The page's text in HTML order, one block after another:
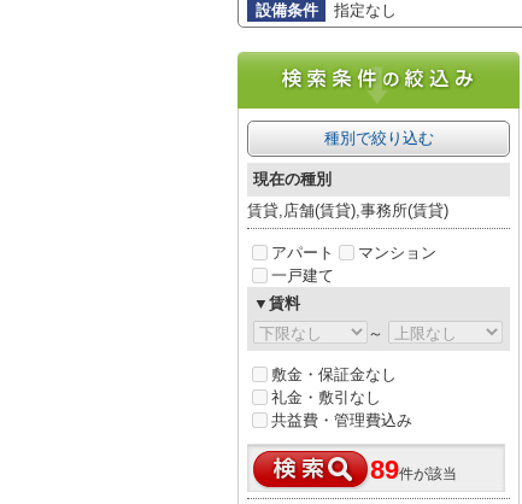
設備条件
指定なし
種別で絞り込む
現在の種別
賃貸,店舗(賃貸),事務所(賃貸)
アパート
マンション
一戸建て
▼賃料
～
敷金・保証金なし
礼金・敷引なし
共益費・管理費込み
89件が該当